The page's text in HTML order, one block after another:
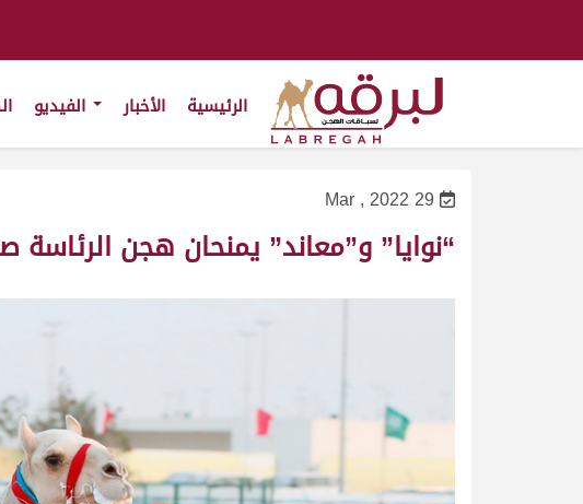
الرئيسية الأخبار
29 Mar , 2022
“نوايا” و”معاند” يمنحان هجن الرئاسة